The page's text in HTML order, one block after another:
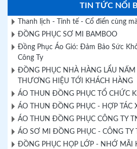
TIN TỨC NỔI
Thanh lịch - Tinh tế - Cổ điển cùng
ĐỒNG PHỤC SƠ MI BAMBOO
Đồng Phục Áo Gió: Đảm Bảo Sức
Công Ty
ĐỒNG PHỤC NHÀ HÀNG LẨU
THƯƠNG HIỆU TỚI KHÁCH HÀNG
ÁO THUN ĐỒNG PHỤC TỔ CHỨC
ÁO THUN ĐỒNG PHỤC - HỢP TÁC
ÁO THUN ĐỒNG PHỤC CÔNG TY
ÁO SƠ MI ĐỒNG PHỤC - CÔNG TY
ĐỒNG PHỤC HỌP LỚP - NHỚ MÃI